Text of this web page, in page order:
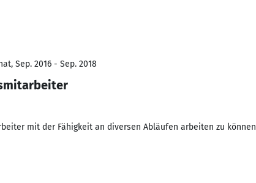
Sep. 2016 - Sep. 2018
mit der Fähigkeit an diversen Abläufen arbeiten zu können